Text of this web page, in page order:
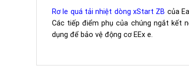
Rơ le quá tải nhiệt dòng xStart ZB của
Các tiếp điểm phụ của chúng ngắt kết
dụng để bảo vệ động cơ EEx e.